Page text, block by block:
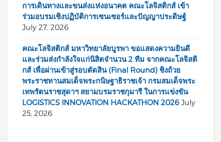
การเดินทางและขนส่งแห่งอนาคต คณะโลจิสติกส์ เข้า
ร่วมอบรมเชิงปฏิบัติการเซนเซอร์และปัญญาประดิษฐ์
July 27, 2026
คณะโลจิสติกส์ มหาวิทยาลัยบูรพา ขอแสดงความยินดี
และร่วมส่งกำลังใจแก่นิสิตจำนวน 2 ทีม จากคณะโลจิสติ
กส์ เพื่อผ่านเข้าสู่รอบตัดสิน (Final Round) ชิงถ้วย
พระราชทานสมเด็จพระกนิษฐาธิราชเจ้า กรมสมเด็จพระ
เทพรัตนราชสุดาฯ สยามบรมราชกุมารี ในการแข่งขัน
LOGISTICS INNOVATION HACKATHON 2026 July
25, 2026